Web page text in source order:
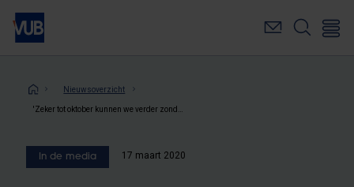
Overslaan
naar
inhoudKruimelpad
Nieuwsoverzicht
In de media 17 maart 2020